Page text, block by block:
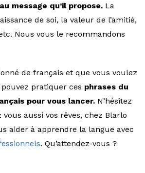
message qu’il propose. La
de soi, la valeur de l’amitié,
Nous vous le recommandons
de français et que vous voulez
pouvez pratiquer ces phrases du
pour vous lancer. N’hésitez
aussi vos rêves, chez Blarlo
aider à apprendre la langue avec
. Qu’attendez-vous ?